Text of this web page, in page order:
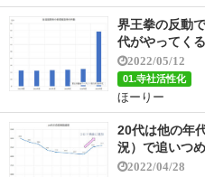
界王拳の反動
代がやってくる
2022/05/12
01.寺社活性化
ほーりー
20代は他の年
況）で追いつ
2022/04/28